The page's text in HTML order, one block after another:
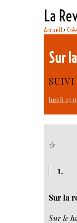
La
Accueil>
Sur
SUIVI
lundi 23
☆
1.
Sur la
Sur le